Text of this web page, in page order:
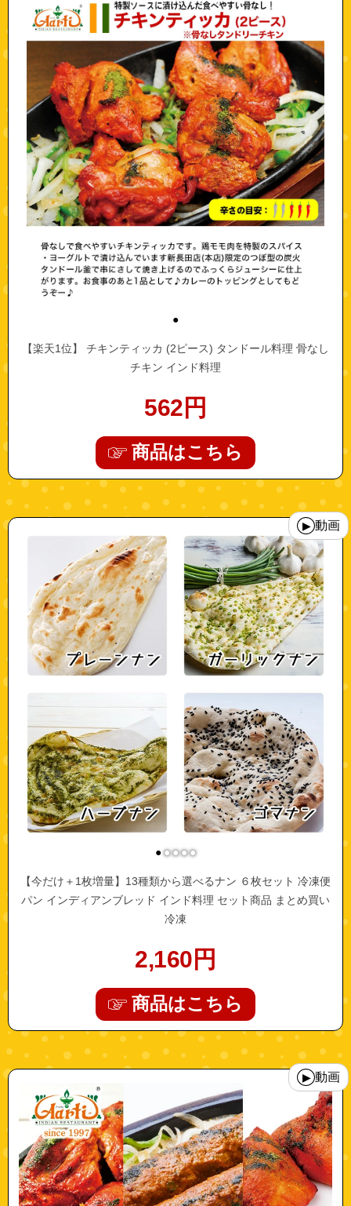
●
【楽天1位】 チキンティッカ (2ピース) タンドール料理 骨なし
チキン インド料理
562 円
商品はこちら
"10001090"
▶ 動画
●●●●●
【今だけ＋1枚増量】13種類から選べるナン ６枚セット 冷凍便
パン インディアンブレッド インド料理 セット商品 まとめ買い
冷凍
2,160 円
商品はこちら
"10003934"
▶ 動画